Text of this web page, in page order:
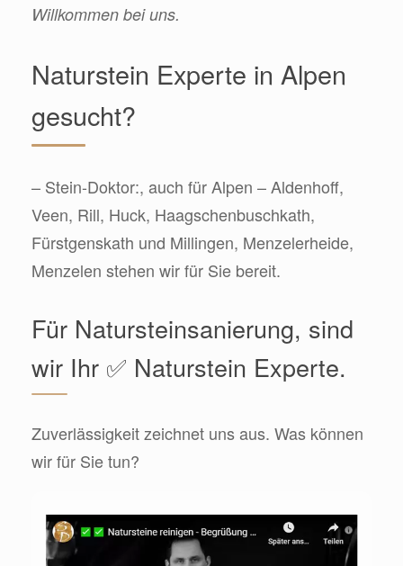
Willkommen bei uns.
Naturstein Experte in Alpen
gesucht?
– Stein-Doktor:, auch für Alpen – Aldenhoff,
Veen, Rill, Huck, Haagschenbuschkath,
Fürstgenskath und Millingen, Menzelerheide,
Menzelen stehen wir für Sie bereit.
Für Natursteinsanierung, sind
wir Ihr ✅ Naturstein Experte.
Zuverlässigkeit zeichnet uns aus. Was können
wir für Sie tun?